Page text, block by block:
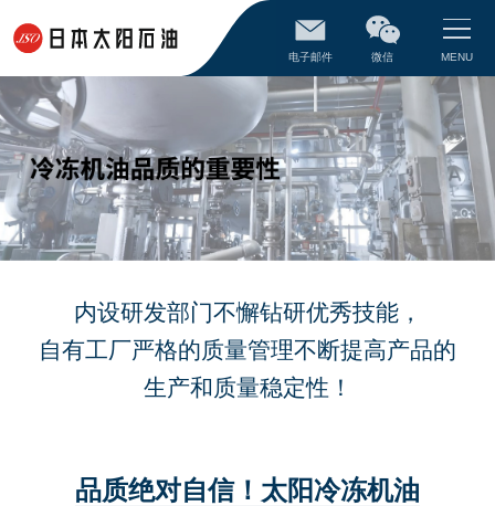
电子邮件 微信 MENU
内设研发部门不懈钻研优秀技能，
自有工厂严格的质量管理不断提高产品的
生产和质量稳定性！
品质绝对自信！太阳冷冻机油